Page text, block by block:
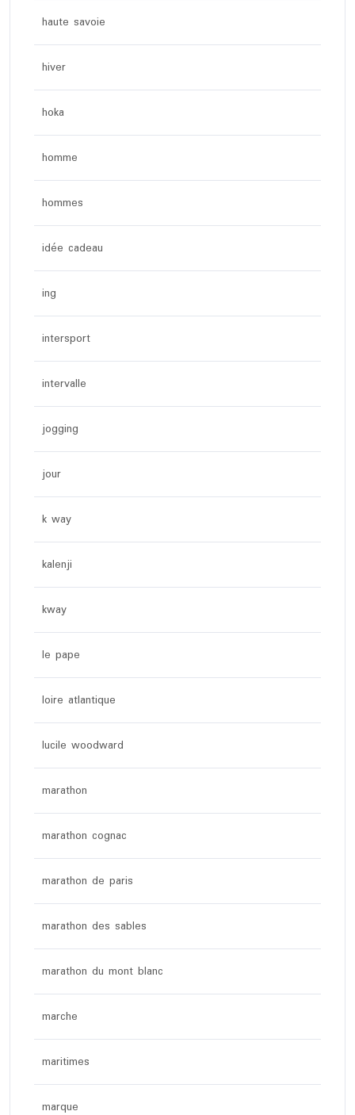
haute savoie
hiver
hoka
homme
hommes
idée cadeau
ing
intersport
intervalle
jogging
jour
k way
kalenji
kway
le pape
loire atlantique
lucile woodward
marathon
marathon cognac
marathon de paris
marathon des sables
marathon du mont blanc
marche
maritimes
marque